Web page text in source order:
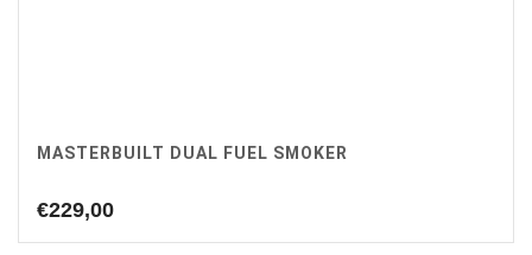
MASTERBUILT DUAL FUEL SMOKER
€229,00